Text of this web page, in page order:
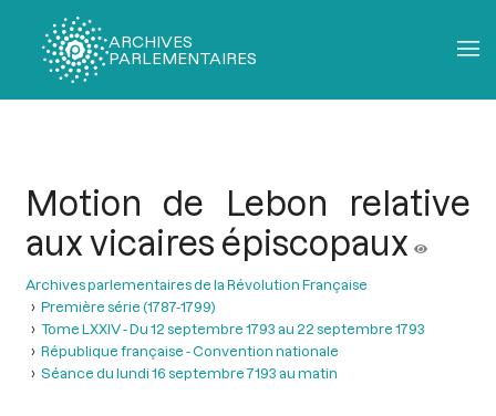
ARCHIVES
PARLEMENTAIRES
Motion de Lebon relative
aux vicaires épiscopaux
Archives parlementaires de la Révolution Française
Première série (1787-1799)
Tome LXXIV - Du 12 septembre 1793 au 22 septembre 1793
République française - Convention nationale
Séance du lundi 16 septembre 7193 au matin